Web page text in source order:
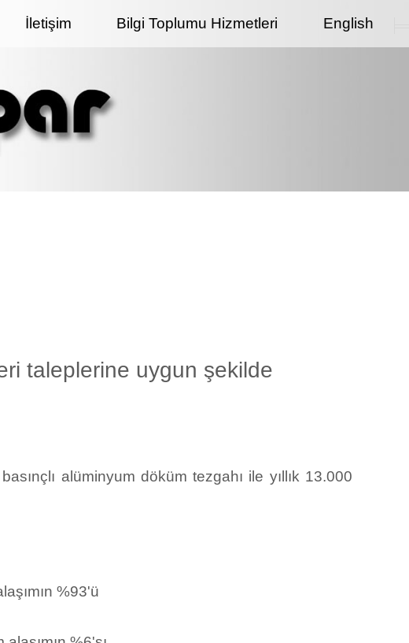
İletişim Bilgi Toplumu Hizmetleri English
taleplerine uygun şekilde
alüminyum döküm tezgahı ile yıllık 13.000
%93'ü